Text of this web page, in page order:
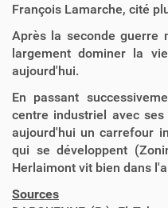
François Lamarche, cité
Après la seconde guerre
largement dominer la
aujourd'hui.
En passant
centre industriel avec
aujourd'hui un carrefour
qui se développent
Herlaimont vit bien dans
Sources